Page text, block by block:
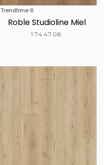
Trendtime 6
Roble Studioline Miel
1744708